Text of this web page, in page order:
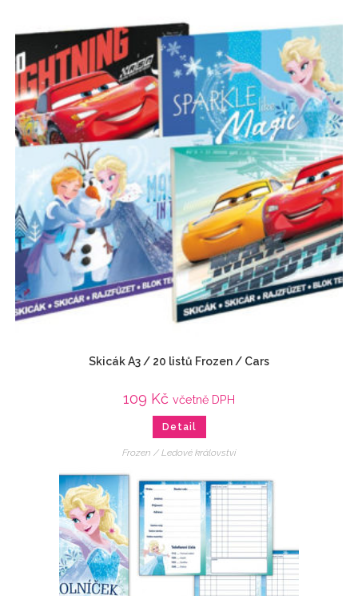
Skicák A3 / 20 listů Frozen / Cars
109 Kč včetně DPH
Detail
Frozen / Ledové království